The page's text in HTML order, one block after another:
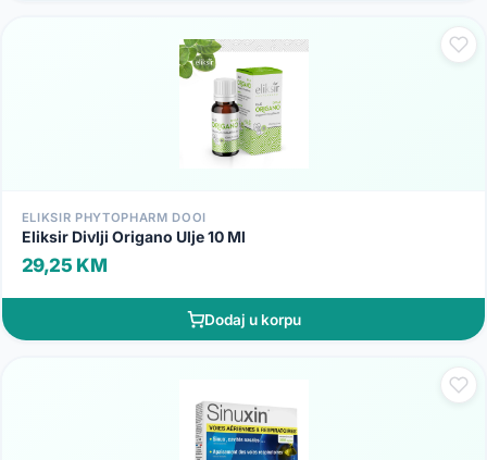
ELIKSIR PHYTOPHARM DOOI
Eliksir Divlji Origano Ulje 10 Ml
29,25 KM
Dodaj u korpu